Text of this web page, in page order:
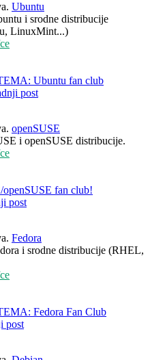
Ubuntu
i srodne distribucije
LinuxMint...)
Ubuntu fan club
post
openSUSE
i openSUSE distribucije.
openSUSE fan club!
post
Fedora
i srodne distribucije (RHEL,
Fedora Fan Club
post